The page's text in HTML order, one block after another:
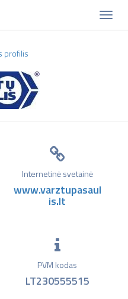
profilis
Internetinė svetainė
www.varztupasaul
is.lt
PVM kodas
LT230555515